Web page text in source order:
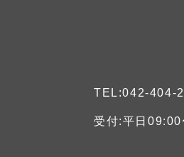
TEL:042-404-
受付:平日